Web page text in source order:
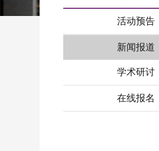
活动预告
新闻报道
学术研讨
在线报名